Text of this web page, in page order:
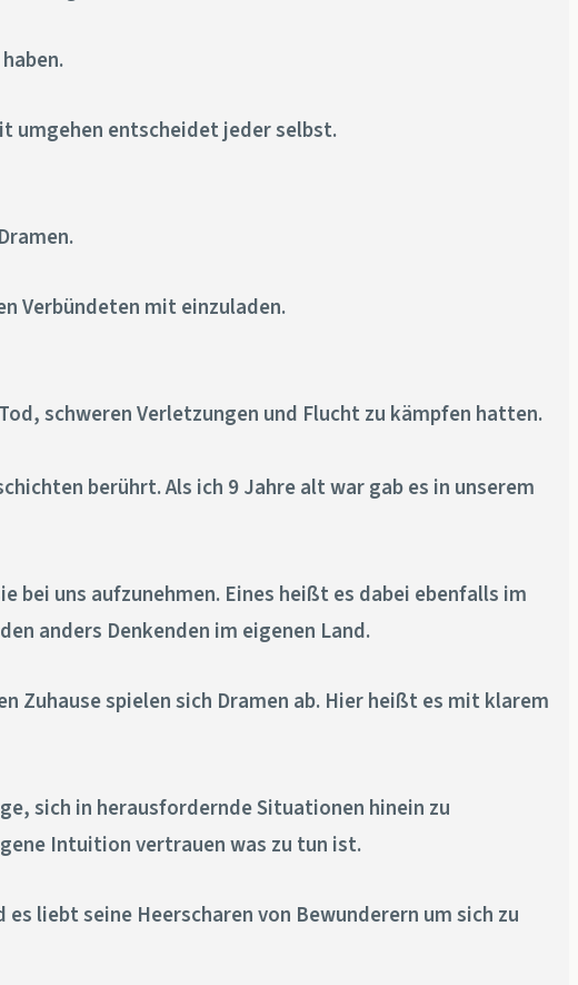
umgehen entscheidet jeder selbst.
Verbündeten mit einzuladen.
schweren Verletzungen und Flucht zu kämpfen hatten.
berührt. Als ich 9 Jahre alt war gab es in unserem
bei uns aufzunehmen. Eines heißt es dabei ebenfalls im
anders Denkenden im eigenen Land.
Zuhause spielen sich Dramen ab. Hier heißt es mit klarem
sich in herausfordernde Situationen hinein zu
Intuition vertrauen was zu tun ist.
liebt seine Heerscharen von Bewunderern um sich zu